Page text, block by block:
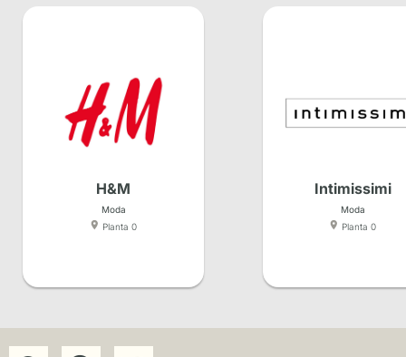
H&M
Moda
Planta 0
Intimissimi
Moda
Planta 0